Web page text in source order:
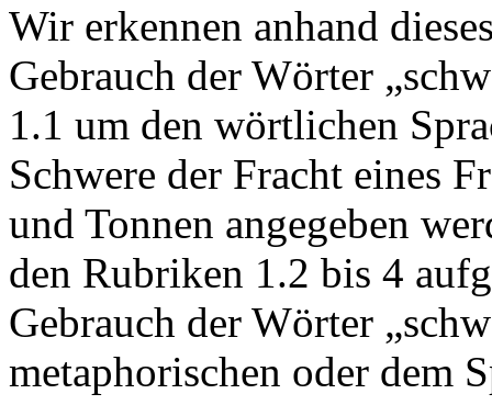
Wir erkennen anhand
Gebrauch der Wörter
1.1 um den wörtlichen
Schwere der Fracht eines
und Tonnen angegeben
den Rubriken 1.2 bis 4
Gebrauch der Wörter
metaphorischen oder dem